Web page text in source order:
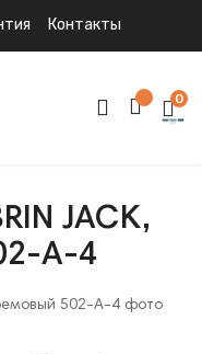
Контакты
0
JACK,
A-4